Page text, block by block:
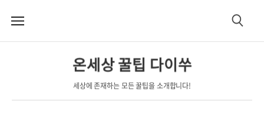
메
검
온세상 꿀팁 다이쑤
세상에 존재하는 모든 꿀팁을 소개합니다!